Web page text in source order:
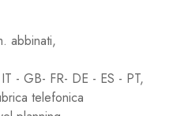
abbinati,
- GB- FR- DE - ES - PT,
telefonica